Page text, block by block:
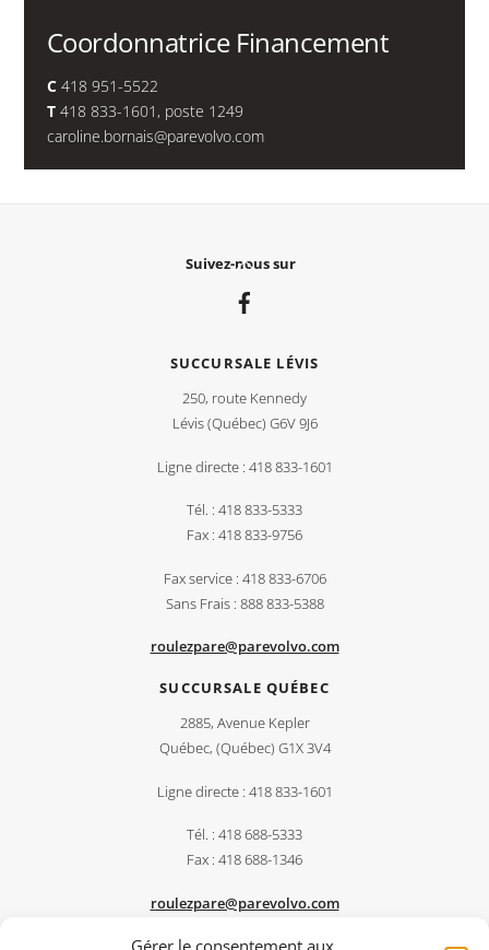
Gérer le consentement aux
Coordonnatrice Financement
C418 951-5522
T 418 833-1601, poste 1249
caroline.bornais@parevolvo.com
Back
Top
Suivez-nous sur
SUCCURSALE LÉVIS
250, route Kennedy
Lévis (Québec) G6V 9J6
Ligne directe : 418 833-1601
Tél. : 418 833-5333
Fax : 418 833-9756
Fax service : 418 833-6706
Sans Frais : 888 833-5388
roulezpare@parevolvo.com
SUCCURSALE QUÉBEC
2885, Avenue Kepler
Québec, (Québec) G1X 3V4
Ligne directe : 418 833-1601
Tél. : 418 688-5333
Fax : 418 688-1346
roulezpare@parevolvo.com
PARÉ CENTRE DU CAMION